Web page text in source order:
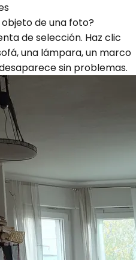
de una foto?
de selección. Haz clic
una lámpara, un marco
sin problemas.